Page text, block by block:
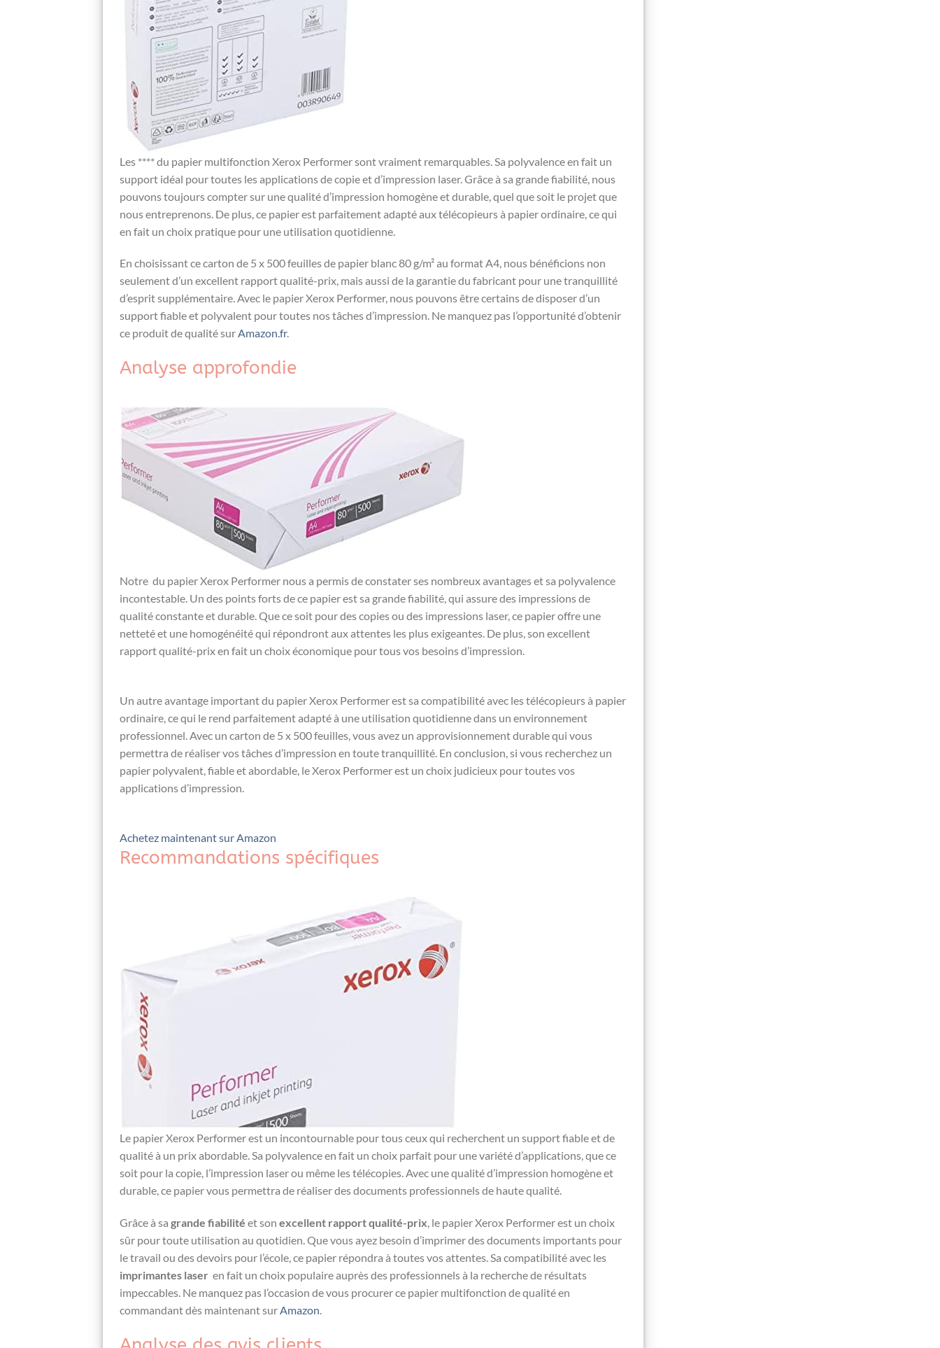
Les​ **** ​du papier multifonction ⁣Xerox ⁢Performer sont vraiment remarquables. ⁤Sa polyvalence en fait un
support idéal pour toutes ⁢les applications de copie et d’impression ​laser. ⁣Grâce à ​sa grande fiabilité, nous
⁣pouvons toujours compter ‍sur ⁣une qualité d’impression homogène⁣ et durable, ⁢quel que soit le projet que
nous‍ entreprenons. ‍De ​plus, ce ​papier est parfaitement adapté⁢ aux télécopieurs ​à​ papier ordinaire, ce qui
en fait ​un choix pratique‌ pour une utilisation ‌quotidienne.
En choisissant ce carton de 5 x 500 feuilles ⁣de papier blanc 80 g/m² au format⁤ A4, nous bénéficions ​non‍
seulement d’un ‌excellent rapport⁢ qualité-prix, mais aussi de la garantie du fabricant pour une tranquillité
d’esprit supplémentaire. Avec ⁢le papier⁤ Xerox Performer, nous pouvons être certains de disposer d’un
‌support fiable et polyvalent pour⁢ toutes nos ⁤tâches d’impression. Ne manquez pas l’opportunité d’obtenir
ce produit de qualité sur⁤Amazon.fr.
Analyse ​approfondie
Notre ‍ du papier ⁤Xerox Performer nous ​a permis de constater‌ ses nombreux avantages‍ et sa polyvalence
‍incontestable. Un des points forts‌ de ce papier est sa grande fiabilité,‍ qui assure des​ impressions de⁤
qualité ⁢constante et durable. Que ce ⁢soit pour des copies‍ ou des ​impressions laser, ce papier⁢ offre une
netteté‍ et une homogénéité qui répondront aux attentes les plus exigeantes. De plus, son excellent
rapport qualité-prix en fait un choix économique pour⁤ tous vos besoins d’impression.
Un autre avantage important ⁢du papier Xerox Performer est sa compatibilité avec​ les télécopieurs à​ papier​
ordinaire, ce qui le rend⁤ parfaitement​ adapté à une utilisation quotidienne dans un environnement
professionnel. Avec un carton de 5 x 500 feuilles, vous avez un approvisionnement⁢ durable qui vous
permettra de réaliser vos tâches d’impression en toute tranquillité. En conclusion, si vous recherchez un
papier polyvalent, fiable et abordable,⁢ le Xerox ⁣Performer‍ est un choix judicieux pour toutes vos
applications d’impression.
Achetez maintenant sur Amazon
Recommandations spécifiques
Le papier Xerox Performer‍ est un incontournable pour tous ceux ⁤qui recherchent un support fiable et de
qualité à un prix abordable. Sa polyvalence en fait un choix⁢ parfait pour une ‌variété d’applications, que ce
soit ‌pour la copie, l’impression ‌laser ou même‌ les télécopies.​ Avec une qualité d’impression ⁢homogène et
⁣durable, ce papier vous permettra de réaliser des documents professionnels de haute qualité.
Grâce à ​sa grande⁤ fiabilité et son excellent rapport qualité-prix,⁤ le papier‍ Xerox Performer est un choix
sûr pour toute ‍utilisation au‍ quotidien. Que vous ayez besoin d’imprimer des documents importants pour
le travail ou des devoirs pour l’école, ce papier⁣ répondra ‌à toutes vos attentes. Sa compatibilité avec les
imprimantes laser ⁣ en fait un choix populaire auprès des professionnels à ⁣la ⁢recherche​ de résultats
impeccables. ⁤Ne⁢ manquez pas l’occasion de vous procurer ce papier multifonction ⁤de​ qualité‌ en
commandant dès maintenant ‍surAmazon.